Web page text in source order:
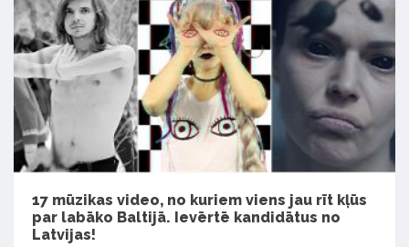
17 mūzikas video, no kuriem viens jau rīt kļūs
par labāko Baltijā. Ievērtē kandidātus no
Latvijas!